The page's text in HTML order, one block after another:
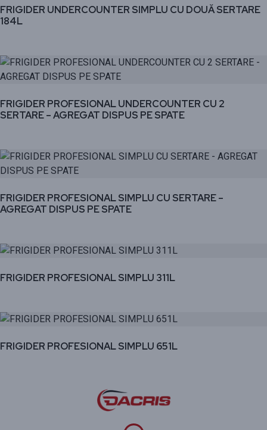
FRIGIDER UNDERCOUNTER SIMPLU CU DOUĂ SERTARE
184L
FRIGIDER PROFESIONAL UNDERCOUNTER CU 2
SERTARE – AGREGAT DISPUS PE SPATE
FRIGIDER PROFESIONAL SIMPLU CU SERTARE –
AGREGAT DISPUS PE SPATE
FRIGIDER PROFESIONAL SIMPLU 311L
FRIGIDER PROFESIONAL SIMPLU 651L